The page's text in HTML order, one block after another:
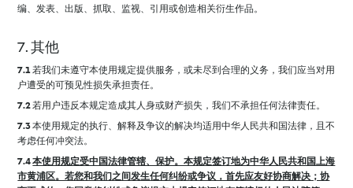
编、发表、出版、抓取、监视、引用或创造相关衍生作品。
7. 其他
7.1若我们未遵守本使用规定提供服务，或未尽到合理的义务，我们应当对用
户遭受的可预见性损失承担责任。
7.2若用户违反本规定造成其人身或财产损失，我们不承担任何法律责任。
7.3本使用规定的执行、解释及争议的解决均适用中华人民共和国法律，且不
考虑任何冲突法。
7.4本使用规定受中国法律管辖、保护。本规定签订地为中华人民共和国上海
市黄浦区。若您和我们之间发生任何纠纷或争议，首先应友好协商解决；协